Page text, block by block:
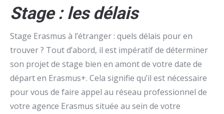
Stage : les délais
Stage Erasmus à l’étranger : quels délais pour en
trouver ? Tout d’abord, il est impératif de déterminer
son projet de stage bien en amont de votre date de
départ en Erasmus+. Cela signifie qu’il est nécessaire
pour vous de faire appel au réseau professionnel de
votre agence Erasmus située au sein de votre